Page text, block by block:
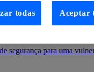
para uma
todas Aceptar